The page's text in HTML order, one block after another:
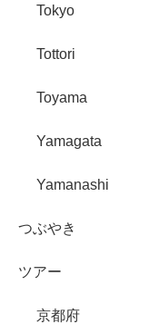
Tokyo
Tottori
Toyama
Yamagata
Yamanashi
つぶやき
ツアー
京都府